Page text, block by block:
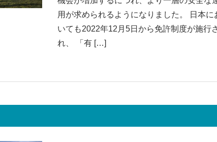
用が求められるようになりました。 日本に
いても2022年12月5日から免許制度が施行
れ、 「有 […]